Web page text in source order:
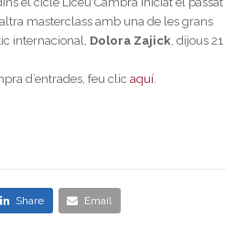
masterclass amb una de les grans
internacional, Dolora Zajick, dijous 21
d’entrades, feu clicaquí.
Share Email